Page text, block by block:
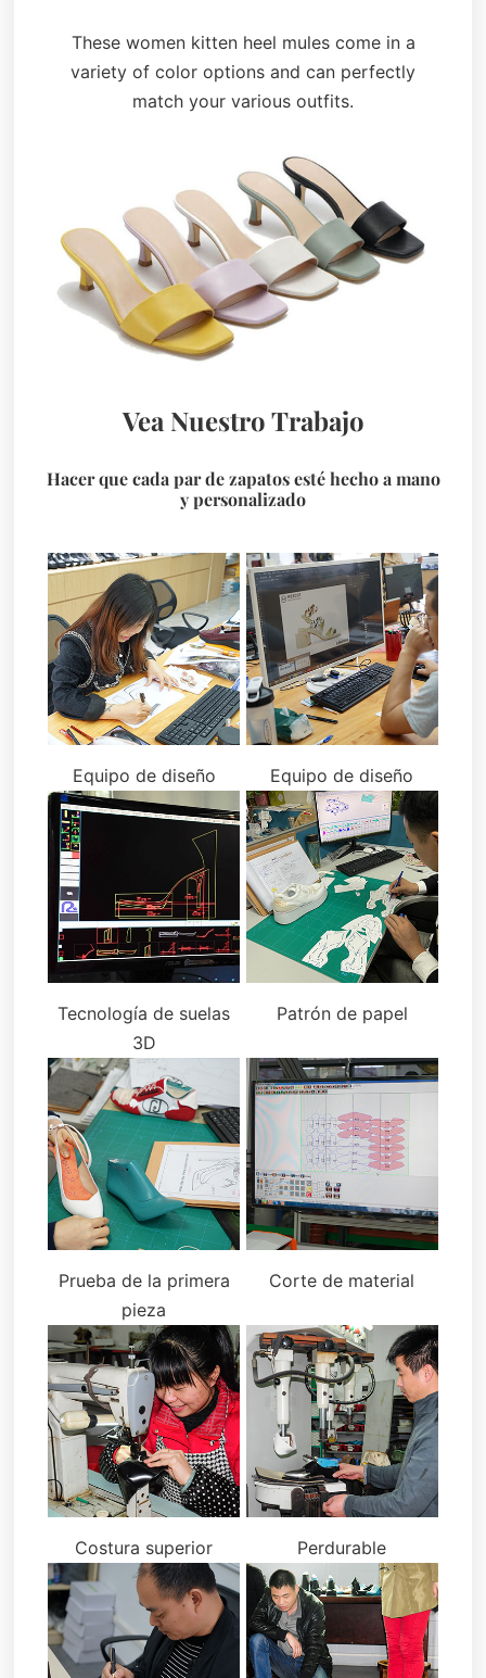
These women kitten heel mules come in a
variety of color options and can perfectly
match your various outfits.
Vea Nuestro Trabajo
Hacer que cada par de zapatos esté hecho a mano
y personalizado
Equipo de diseño Equipo de diseño
Tecnología de suelas
3D
Patrón de papel
Prueba de la primera
pieza
Corte de material
Costura superior Perdurable